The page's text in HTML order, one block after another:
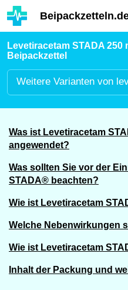
Hauptinhalt
Levetiracetam STADA 250
Beipackzettel
Weitere Varianten von
Was ist Levetiracetam
angewendet?
Was sollten Sie vor der
STADA® beachten?
Wie ist Levetiracetam
Welche Nebenwirkungen
Wie ist Levetiracetam
Inhalt der Packung und